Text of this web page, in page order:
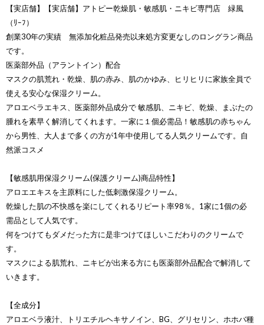
【実店舗】【実店舗】アトピー乾燥肌・敏感肌・ニキビ専門店 緑風
（ﾘｰﾌ）
創業30年の実績 無添加化粧品発売以来処方変更なしのロングラン商品
です。
医薬部外品（アラントイン）配合
マスクの肌荒れ・乾燥、肌の赤み、肌のかゆみ、ヒリヒリに家族全員で
使える安心な保湿クリーム。
アロエベラエキス、医薬部外品成分で 敏感肌、ニキビ、乾燥、まぶたの
腫れを素早く解消してくれます。一家に１個必需品！敏感肌の赤ちゃん
から男性、大人まで多くの方が1年中使用してる人気クリームです。自
然派コスメ
【敏感肌用保湿クリーム(保護クリーム)商品特性】
アロエエキスを主原料にした低刺激保湿クリーム。
乾燥した肌の不快感を楽にしてくれるリピート率98％。1家に1個の必
需品として人気です。
何をつけてもダメだった方に是非つけてほしいこだわりのクリームで
す。
マスクによる肌荒れ、ニキビが出来る方にも医薬部外品配合で解消して
いきます。
【全成分】
アロエベラ液汁、トリエチルヘキサノイン、BG、グリセリン、ホホバ種